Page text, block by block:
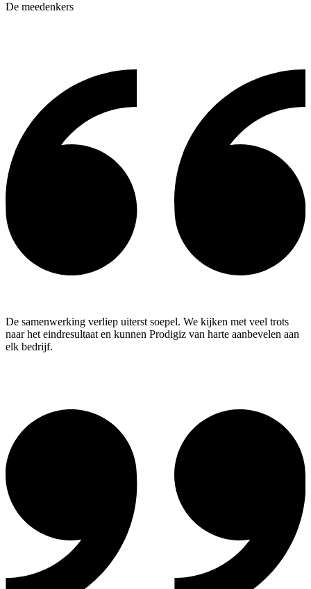
De meedenkers
De samenwerking verliep uiterst soepel. We kijken met veel trots
naar het eindresultaat en kunnen Prodigiz van harte aanbevelen aan
elk bedrijf.